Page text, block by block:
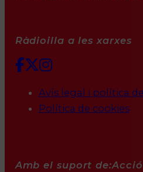
Ràdioilla a les xarxes
Avís legal i política
Política de cookies
Amb el suport de: